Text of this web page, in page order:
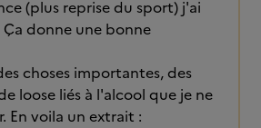
(plus reprise du sport) j'ai
donne une bonne
choses importantes, des
loose liés à l'alcool que je ne
En voila un extrait :